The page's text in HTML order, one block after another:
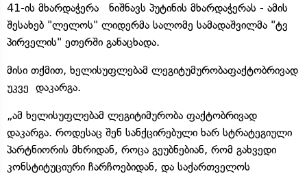
41-ის მხარდაჭერა ნიშნავს პუტინის მხარდაჭერას - ამის
შესახებ "ლელოს" ლიდერმა სალომე სამადაშვილმა "ტვ
პირველის" ეთერში განაცხადა.
მისი თქმით, ხელისუფლებამ ლეგიტუმურობაფაქტობრივად
უკვე დაკარგა.
„ამ ხელისუფლებამ ლეგიტიმურობა ფაქტობრივად
დაკარგა. როდესაც შენ სანქცირებული ხარ სტრატეგიული
პარტნიორის მხრიდან, როცა გეუბნებიან, რომ გახვედი
კონსტიტუციური ჩარჩოებიდან, და საქართველოს